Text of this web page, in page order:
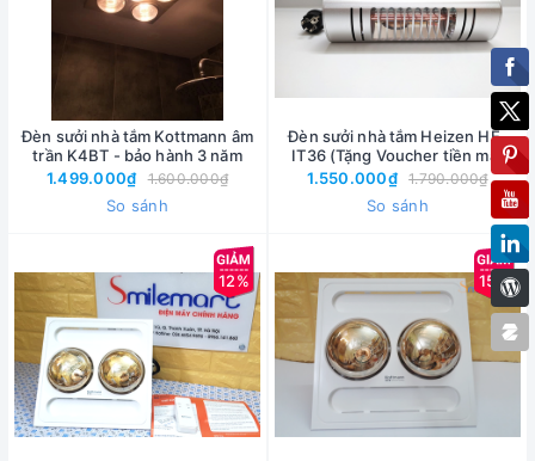
Đèn sưởi nhà tắm Kottmann âm
trần K4BT - bảo hành 3 năm
1.499.000₫
1.600.000₫
So sánh
Đèn sưởi nhà tắm Heizen HE-
IT36 (Tặng Voucher tiền mặt
260k)
1.550.000₫ 1.790.000₫
So sánh
12% 15%